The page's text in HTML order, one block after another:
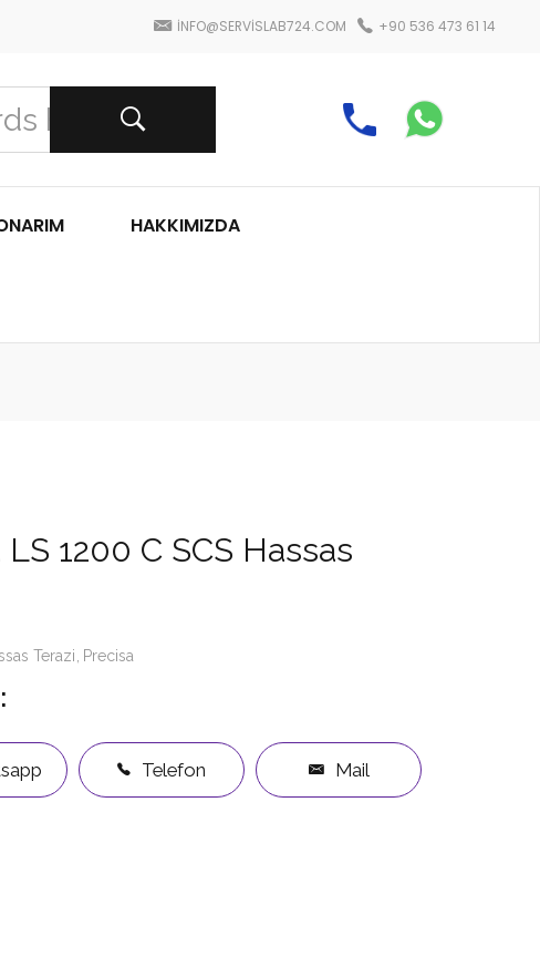
INFO@SERVISLAB724.COM +90 536 473 61 14
HAKKIMIZDA
LS 1200 C SCS Hassas
Terazi Precisa
Telefon Mail